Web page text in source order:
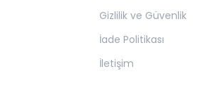
Gizlilik ve Güvenlik
İade Politikası
İletişim